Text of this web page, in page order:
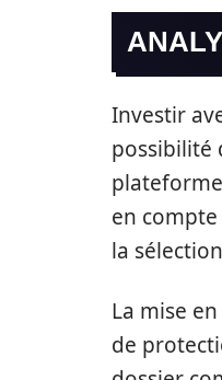
Investir
possibilité
en
la
La mise
de